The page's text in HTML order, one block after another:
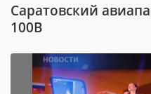
Саратовский
100В